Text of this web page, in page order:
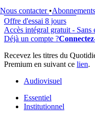
Nous contacter •
S'abonner à Satellifacts
Offre d'essai 8 jours
Accès intégral gratuit - Sans
Déjà un compte ?
Recevez les titres du
Premium en suivant ce lien.
Audiovisuel
Essentiel
Institutionnel